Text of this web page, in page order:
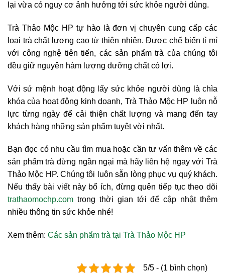
lại vừa có nguy cơ ảnh hưởng tới sức khỏe người dùng.
Trà Thảo Mộc HP tự hào là đơn vị chuyên cung cấp các
loại trà chất lượng cao từ thiên nhiên. Được chế biến tỉ mỉ
với công nghệ tiên tiến, các sản phẩm trà của chúng tôi
đều giữ nguyên hàm lượng dưỡng chất có lợi.
Với sứ mệnh hoạt động lấy sức khỏe người dùng là chìa
khóa của hoạt động kinh doanh, Trà Thảo Mộc HP luôn nỗ
lực từng ngày để cải thiện chất lượng và mang đến tay
khách hàng những sản phẩm tuyệt vời nhất.
Bạn đọc có nhu cầu tìm mua hoặc cần tư vấn thêm về các
sản phẩm trà đừng ngần ngại mà hãy liên hệ ngay với Trà
Thảo Mộc HP. Chúng tôi luôn sẵn lòng phục vụ quý khách.
Nếu thấy bài viết này bổ ích, đừng quên tiếp tục theo dõi
trathaomochp.com trong thời gian tới để cập nhật thêm
nhiều thông tin sức khỏe nhé!
Xem thêm: Các sản phẩm trà tại Trà Thảo Mộc HP
5/5 - (1 bình chọn)